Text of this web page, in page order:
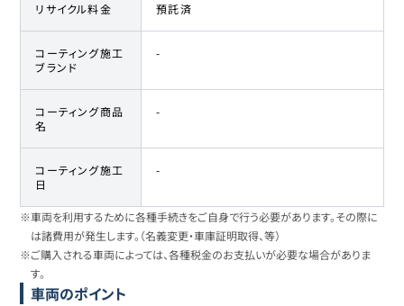
リサイクル料金 預託済
コーティング施工
ブランド
-
コーティング商品
名
-
コーティング施工
日
-
※車両を利用するために各種手続きをご自身で行う必要があります。その際に
は諸費用が発生します。（名義変更・車庫証明取得、等）
※ご購入される車両によっては、各種税金のお支払いが必要な場合がありま
す。
車両のポイント